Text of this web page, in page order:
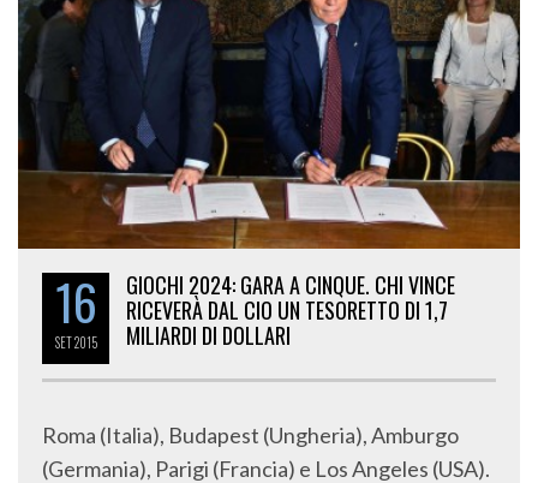
16
SET2015
GIOCHI 2024: GARA A CINQUE. CHI VINCE
RICEVERÀ DAL CIO UN TESORETTO DI 1,7
MILIARDI DI DOLLARI
Roma (Italia), Budapest (Ungheria), Amburgo
(Germania), Parigi (Francia) e Los Angeles (USA).